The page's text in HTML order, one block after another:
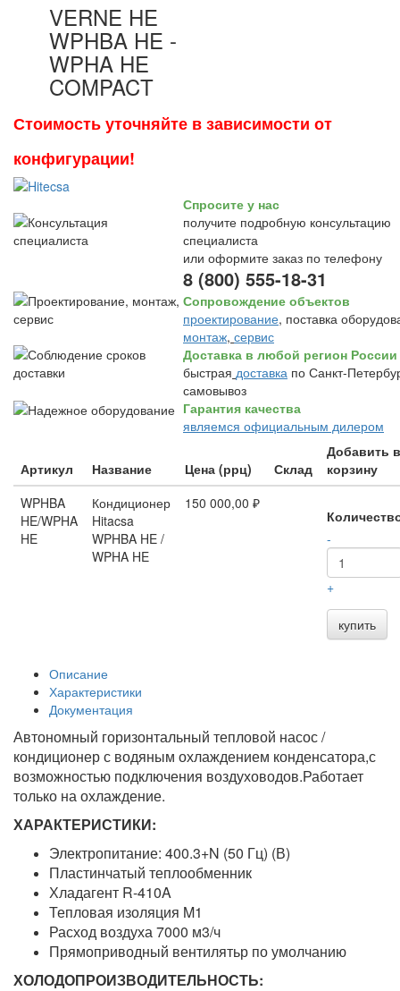
VERNE HE
WPHBA HE -
WPHA HE
COMPACT
Стоимость уточняйте в зависимости от
конфигурации!
Спросите у нас
получите подробную консультацию
специалиста
или оформите заказ по телефону
8 (800) 555-18-31
Сопровождение объектов
проектирование, поставка
монтаж, сервис
Доставка в любой регион России
быстрая доставка по Санкт-
самовывоз
Гарантия качества
являемся официальным дилером
Артикул Название Цена (ррц) Склад
Добавить в
корзину
WPHBA
HE/WPHA
HE
Кондиционер
Hitacsa
WPHBA HE /
WPHA HE
150 000,00 ₽
-
+
купить
Описание
Характеристики
Документация
Автономный горизонтальный тепловой насос /
кондиционер с водяным охлаждением конденсатора,с
возможностью подключения воздуховодов.Работает
только на охлаждение.
ХАРАКТЕРИСТИКИ:
Электропитание: 400.3+N (50 Гц) (В)
Пластинчатый теплообменник
Хладагент R-410A
Тепловая изоляция M1
Расход воздуха 7000 м3/ч
Прямоприводный вентилятьр по умолчанию
ХОЛОДОПРОИЗВОДИТЕЛЬНОСТЬ: